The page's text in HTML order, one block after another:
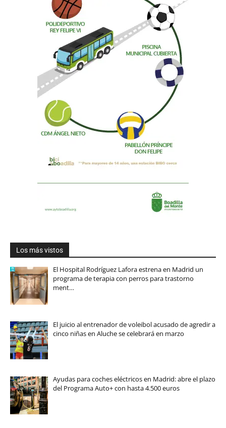
Los más vistos
El Hospital Rodríguez Lafora estrena en Madrid un
programa de terapia con perros para trastorno
ment…
El juicio al entrenador de voleibol acusado de agredir a
cinco niñas en Aluche se celebrará en marzo
Ayudas para coches eléctricos en Madrid: abre el plazo
del Programa Auto+ con hasta 4.500 euros